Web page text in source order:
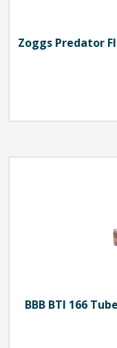
Zoggs Predator
BBBBTI 166